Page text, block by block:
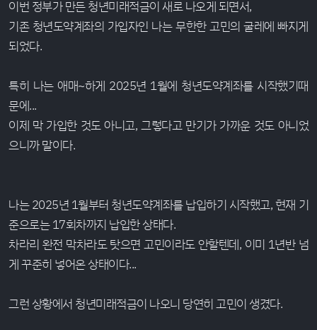
이번 정부가 만든 청년미래적금이 새로 나오게 되면서,
기존 청년도약계좌의 가입자인 나는 무한한 고민의 굴레에 빠지게
되었다.
특히 나는 애매~하게 2025년 1월에 청년도약계좌를 시작했기때
문에...
이제 막 가입한 것도 아니고, 그렇다고 만기가 가까운 것도 아니었
으니까 말이다.
나는 2025년 1월부터 청년도약계좌를 납입하기 시작했고, 현재 기
준으로는 17회차까지 납입한 상태다.
차라리 완전 막차라도 탓으면 고민이라도 안할텐데, 이미 1년반 넘
게 꾸준히 넣어온 상태이다...
그런 상황에서 청년미래적금이 나오니 당연히 고민이 생겼다.